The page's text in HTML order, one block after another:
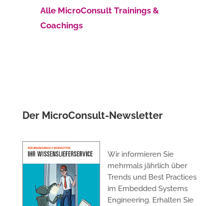
Alle MicroConsult Trainings &
Coachings
Der MicroConsult-Newsletter
Wir informieren Sie
mehrmals jährlich über
Trends und Best Practices
im Embedded Systems
Engineering. Erhalten Sie